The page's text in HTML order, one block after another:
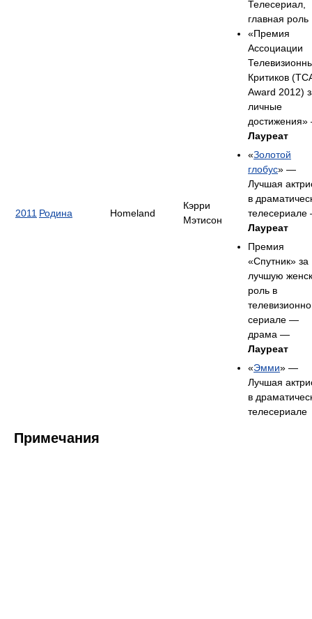
2011 Родина Homeland
Кэрри
Мэтисон
Телесериал,
главная роль
«Премия
Ассоциации
Критиков
Award 2012)
личные
Лауреат
«Золотой
глобус» —
Лучшая
в
Лауреат
Премия
«Спутник» за
лучшую
роль в
сериале —
драма —
Лауреат
«Эмми» —
Лучшая
в
телесериале
Примечания